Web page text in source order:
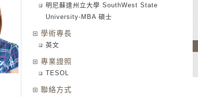
明尼蘇達州立大學 SouthWest State
University-MBA 碩士
學術專長
英文
專業證照
TESOL
聯絡方式